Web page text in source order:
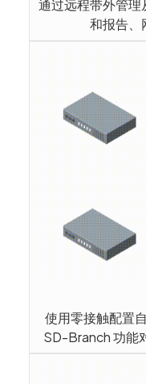
通过远程带外管
和报告、
使用零接触配置
SD-Branch 功能